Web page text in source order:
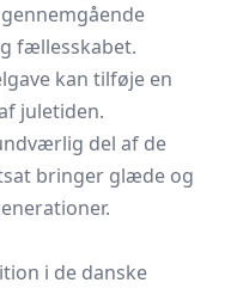
fællesskabet.
kan tilføje en
juletiden.
del af de
bringer glæde og
i de danske